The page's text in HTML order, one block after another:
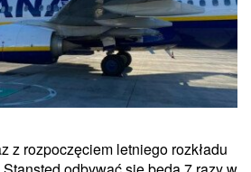
z rozpoczęciem letniego rozkładu